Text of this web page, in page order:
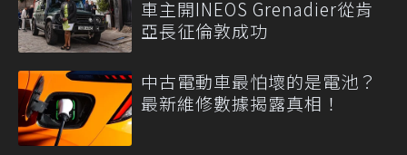
車主開INEOS Grenadier從肯
亞長征倫敦成功
中古電動車最怕壞的是電池？
最新維修數據揭露真相！